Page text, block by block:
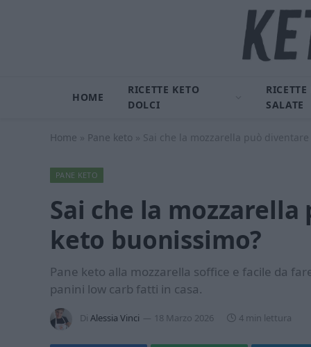
HOME
RICETTE KETO
DOLCI
RICETTE
SALATE
Home » Pane keto » Sai che la mozzarella può
PANE KETO
Sai che la
keto buonissimo?
Pane keto alla mozzarella soffice e facile da
panini low carb fatti in casa.
Di Alessia Vinci 18 Marzo 2026 4 min lettura